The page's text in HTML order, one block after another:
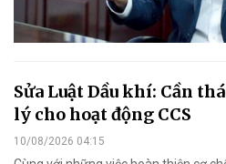
Sửa Luật Dầu khí: Cần
lý cho hoạt động CCS
10/08/2026 04:15